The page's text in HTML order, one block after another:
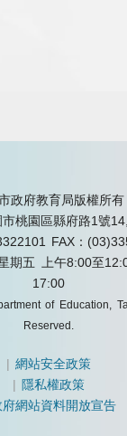
政府教育局版權所有
桃園區縣府路1號
FAX：
期五 上午8:00至
17:00
of Education,
Reserved.
|網站安全政策
| 隱私權政策
府網站資料開放宣告